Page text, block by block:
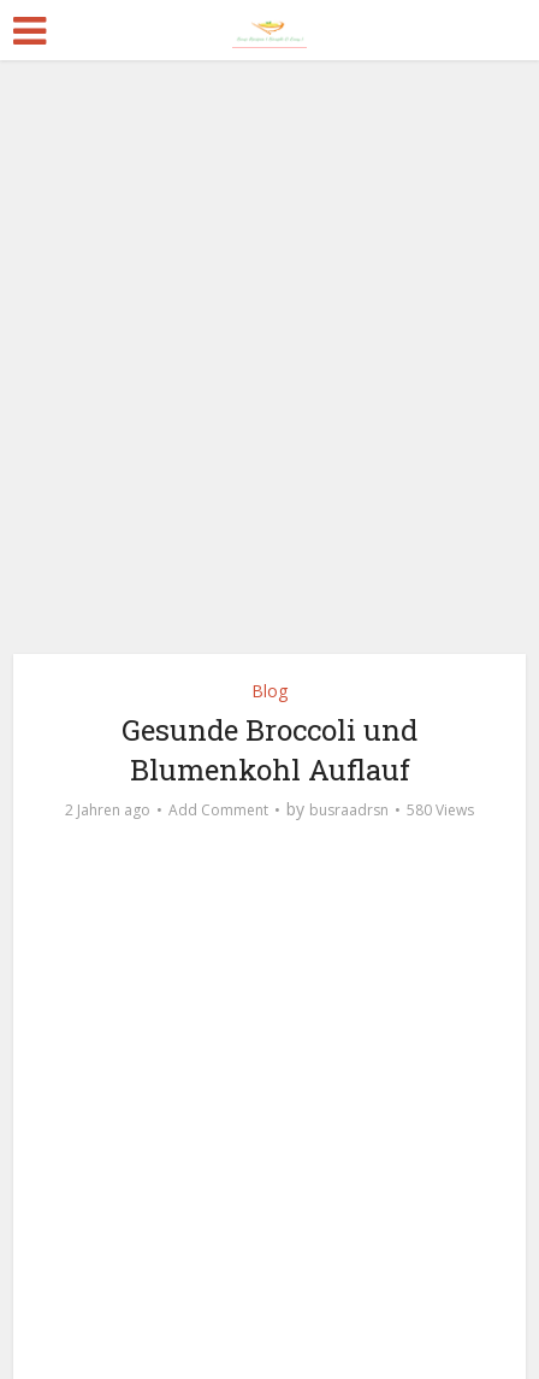
Blog
Gesunde Broccoli und
Blumenkohl Auflauf
2 Jahren ago Add Comment by busraadrsn 580 Views